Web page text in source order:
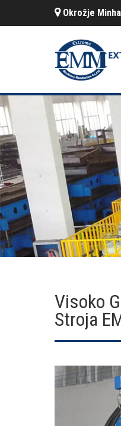
Okrožje
Visoko
Stroja